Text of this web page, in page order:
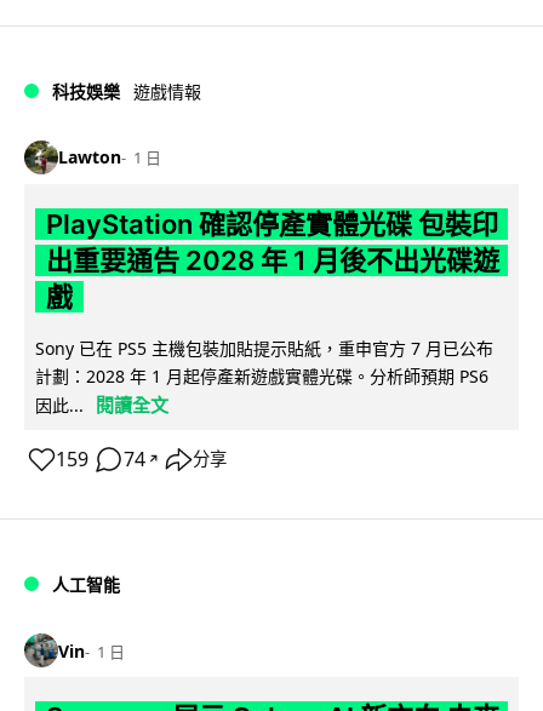
科技娛樂 遊戲情報
Lawton 1 日
PlayStation 確認停產實體光碟 包裝印
出重要通告 2028 年 1 月後不出光碟遊
戲
Sony 已在 PS5 主機包裝加貼提示貼紙，重申官方 7 月已公布
計劃：2028 年 1 月起停產新遊戲實體光碟。分析師預期 PS6
因此...
閱讀全文
159 74 ↗ 分享
人工智能
Vin 1 日